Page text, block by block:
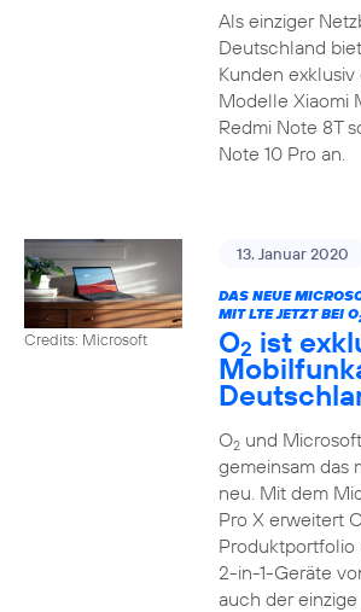
Als einziger
Deutschland
Kunden
Modelle Xiaomi
Redmi Note 8T
Note 10 Pro an.
Credits: Microsoft
13. Januar 2020
DAS NEUE
MIT LTE JETZT BEI O
O2 ist
O2und
gemeinsam das
neu. Mit dem
Pro X erweitert
Produktportfolio
2-in-1-Geräte
auch der